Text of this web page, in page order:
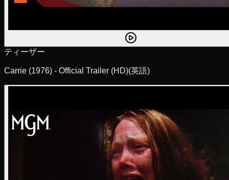
ティーザー
Carrie (1976) - Official Trailer (HD)(英語)